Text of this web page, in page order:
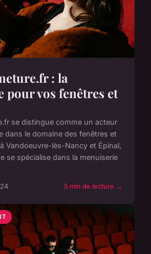
: la
pour vos fenêtres et
se distingue comme un acteur
dans le domaine des fenêtres et
Vandoeuvre-lès-Nancy et Épinal,
se spécialise dans la menuiserie
5 min de lecture →